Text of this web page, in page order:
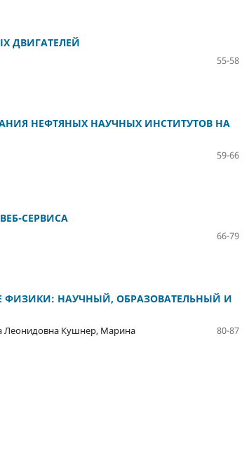
ДВИГАТЕЛЕЙ
55-58
НЕФТЯНЫХ НАУЧНЫХ ИНСТИТУТОВ НА
59-66
СЕРВИСА
66-79
НАУЧНЫЙ, ОБРАЗОВАТЕЛЬНЫЙ И
Леонидовна Кушнер, Марина
80-87